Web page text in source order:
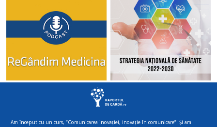
Am început cu un curs, “Comunicarea inovației, inovație în comunicare”. Și am